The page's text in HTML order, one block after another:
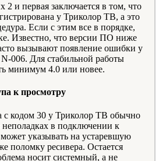
2 и первая заключается в том, что
у Триколор ТВ, а это
Если с этим все в порядке,
Известно, что версии ПО ниже
вызывают появление ошибки у
006. Для стабильной работы
минимум 4.0 или новее.
к просмотру
кодом 30 у Триколор ТВ обычно
неполадках в подключении к
указывать на устаревшую
поломку ресивера. Остается
носит системный, а не